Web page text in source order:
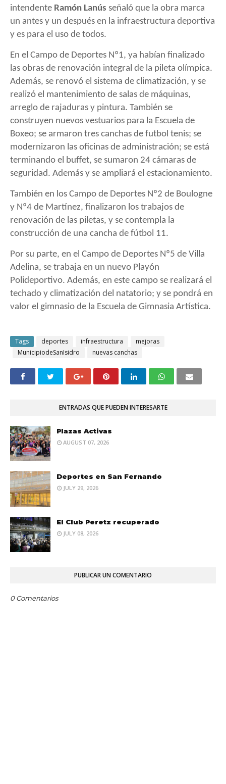
intendente Ramón Lanús señaló que la obra marca
un antes y un después en la infraestructura deportiva
y es para el uso de todos.
En el Campo de Deportes Nº1, ya habían finalizado
las obras de renovación integral de la pileta olímpica.
Además, se renovó el sistema de climatización, y se
realizó el mantenimiento de salas de máquinas,
arreglo de rajaduras y pintura. También se
construyen nuevos vestuarios para la Escuela de
Boxeo; se armaron tres canchas de futbol tenis; se
modernizaron las oficinas de administración; se está
terminando el buffet, se sumaron 24 cámaras de
seguridad. Además y se ampliará el estacionamiento.
También en los Campo de Deportes Nº2 de Boulogne
y Nº4 de Martínez, finalizaron los trabajos de
renovación de las piletas, y se contempla la
construcción de una cancha de fútbol 11.
Por su parte, en el Campo de Deportes Nº5 de Villa
Adelina, se trabaja en un nuevo Playón
Polideportivo. Además, en este campo se realizará el
techado y climatización del natatorio; y se pondrá en
valor el gimnasio de la Escuela de Gimnasia Artística.
Tags deportes infraestructura
mejoras
MunicipiodeSanIsidro
nuevas canchas
ENTRADAS QUE PUEDEN INTERESARTE
Plazas Activas
AUGUST 07, 2026
Deportes en San Fernando
JULY 29, 2026
El Club Peretz recuperado
JULY 08, 2026
PUBLICAR UN COMENTARIO
0 Comentarios